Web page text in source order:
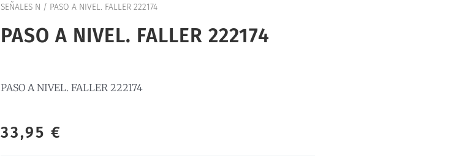
SEÑALES N / PASO A NIVEL. FALLER 222174
PASO A NIVEL. FALLER 222174
PASO A NIVEL. FALLER 222174
33,95 €